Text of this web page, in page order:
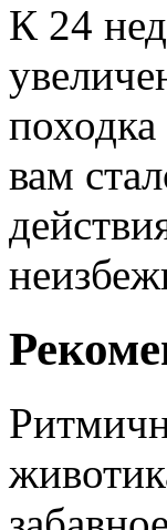
К 24
вам